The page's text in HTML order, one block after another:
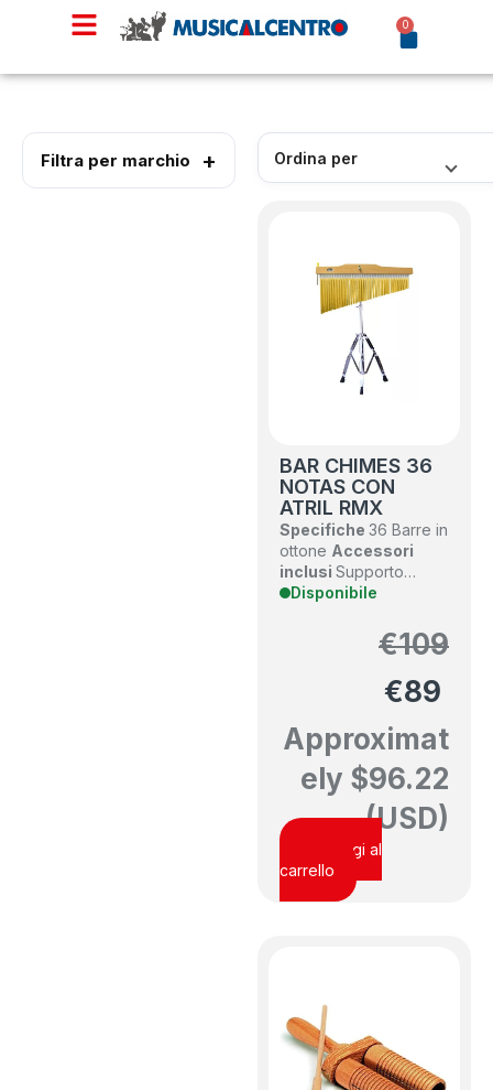
0
Filtra per marchio
BAR CHIMES 36
NOTAS CON
ATRIL RMX
Specifiche 36 Barre in
ottone Accessori
inclusi Supporto…
Disponibile
€109
€89
Approximat
ely $96.22
(USD)
Aggiungi al
carrello